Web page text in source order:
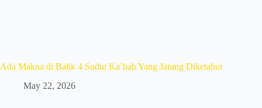
Ada Makna di Balik 4 Sudut Ka’bah Yang Jarang Diketahui
May 22, 2026